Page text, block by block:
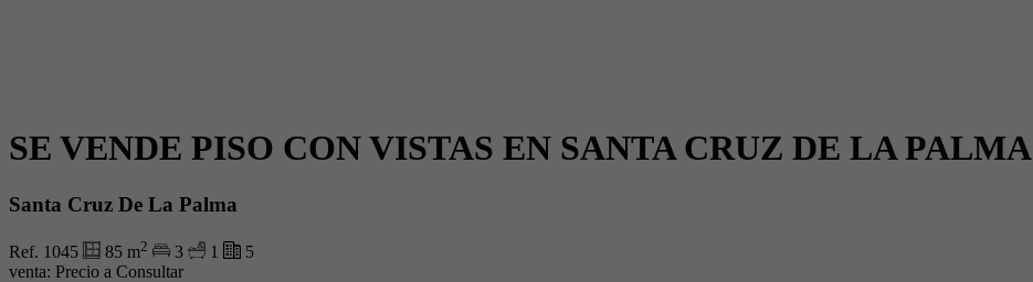
SE VENDE PISO CON VISTAS EN SANTA CRUZ DE LA PALMA
Santa Cruz De La Palma
Ref. 1045 85 m2 3 1
5
venta: Precio a Consultar